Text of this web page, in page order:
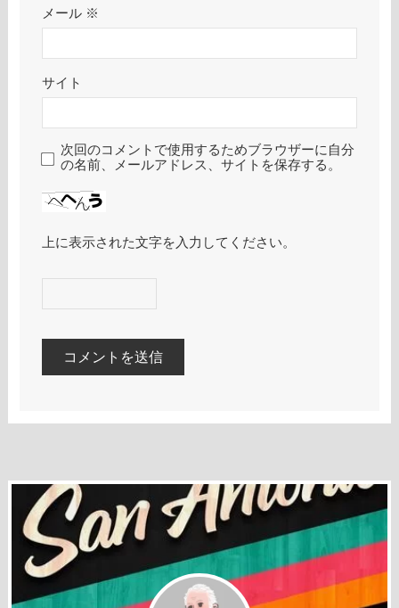
メール ※
サイト
次回のコメントで使用するためブラウザーに自分
の名前、メールアドレス、サイトを保存する。
上に表示された文字を入力してください。